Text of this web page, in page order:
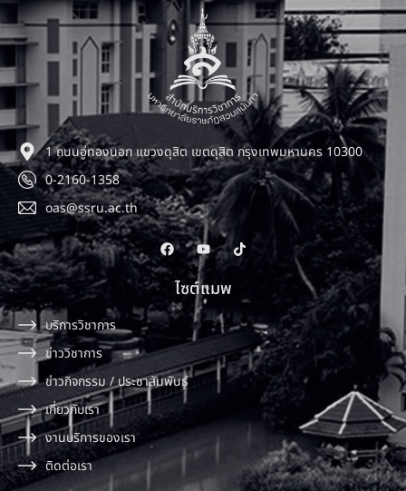
1 ถนนอู่ทองนอก แขวงดุสิต เขตดุสิต กรุงเทพมหานคร 10300
0-2160-1358
oas@ssru.ac.th
ไซต์แมพ
บริการวิชาการ
ข่าววิชาการ
ข่าวกิจกรรม / ประชาสัมพันธ์
เกี่ยวกับเรา
งานบริการของเรา
ติดต่อเรา